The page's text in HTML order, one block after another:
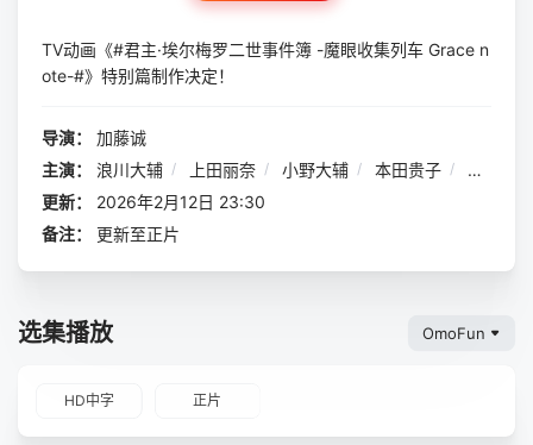
TV动画《#君主·埃尔梅罗二世事件簿 -魔眼收集列车 Grace n
ote-#》特别篇制作决定！
导演：
加藤诚
主演：
浪川大辅 / 上田丽奈 / 小野大辅 / 本田贵子 /
平川大辅
更新：
2026年2月12日 23:30
备注：
更新至正片
选集播放 OmoFun
HD中字 正片